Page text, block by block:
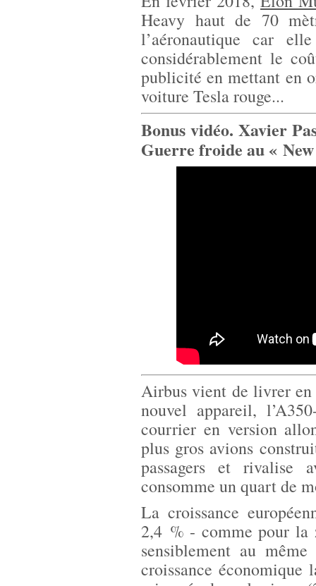
Heavy haut de 70
l’aéronautique car
considérablement le
publicité en mettant en
voiture Tesla rouge...
Bonus vidéo. Xavier
Guerre froide au «
Airbus vient de livrer
nouvel appareil,
courrier en version
plus gros avions
passagers et rivalise
consomme un quart de
La croissance
2,4 % - comme pour la
sensiblement au
croissance économique